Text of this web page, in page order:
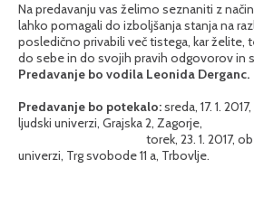
Na predavanju vas želimo seznaniti z
lahko pomagali do izboljšanja stanja na
posledično privabili več tistega, kar želite,
do sebe in do svojih pravih odgovorov in
Predavanje bo vodila Leonida Derganc.
Predavanje bo potekalo:sreda, 17. 1.
ljudski univerzi, Grajska 2, Zagorje,
torek, 23. 1. 2017, ob 17.00
univerzi, Trg svobode 11 a, Trbovlje.